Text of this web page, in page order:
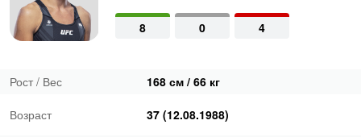
8 0 4
Рост / Вес 168 см / 66 кг
Возраст 37 (12.08.1988)